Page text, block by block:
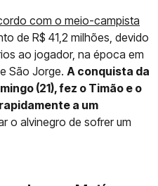
com o meio-campista
de R$ 41,2 milhões, devido
ao jogador, na época em
São Jorge. A conquista da
(21), fez o Timão e o
a um
o alvinegro de sofrer um